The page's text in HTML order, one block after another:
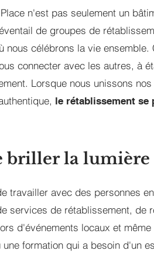
n'est pas seulement un
de groupes de
nous célébrons la vie
connecter avec les autres, à
Lorsque nous unissons
le rétablissement se
briller la lumière
travailler avec des personnes
services de rétablissement, de
d'événements locaux et
une formation qui a besoin d'un